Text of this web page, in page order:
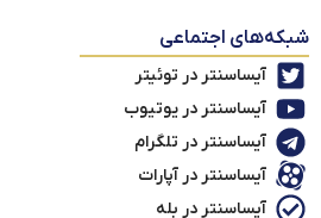
شبکه‌های اجتماعی
آیساسنتر در توئیتر
آیساسنتر در یوتیوب
آیساسنتر در تلگرام
آیساسنتر در آپارات
آیساسنتر در بله